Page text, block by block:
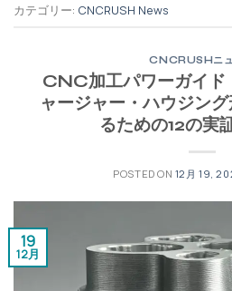
カテゴリー: CNCRUSH News
CNCRUSHニ
CNC加工パワーガイド
ャージャー・ハウジン
るための12の実
POSTED ON 12月 19,
19
12月